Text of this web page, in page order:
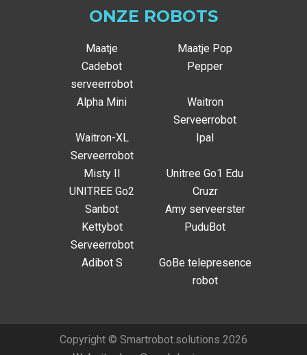
ONZE ROBOTS
Maatje
Maatje Pop
Cadebot
serveerrobot
Pepper
Alpha Mini
Waitron
Serveerrobot
Waitron-XL
Serveerrobot
Ipal
Misty II
Unitree Go1 Edu
UNITREE Go2
Cruzr
Sanbot
Amy serveerster
Kettybot
Serveerrobot
PuduBot
Adibot S
GoBe telepresence
robot
Copyright © Smartrobot.solutions 2026